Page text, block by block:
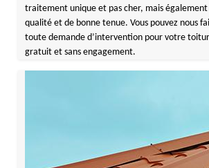
traitement unique et pas cher, mais
qualité et de bonne tenue. Vous pouvez nous
toute demande d’intervention pour votre
gratuit et sans engagement.